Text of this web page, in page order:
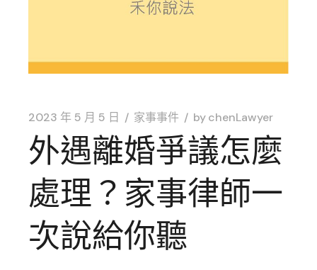
2023 年 5 月 5 日 家事事件 bychenLawyer
外遇離婚爭議怎麼
處理？家事律師一
次說給你聽